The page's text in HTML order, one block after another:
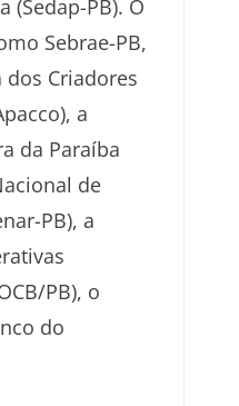
(Sedap-PB). O
Sebrae-PB,
dos Criadores
a
da Paraíba
de
PB), a
PB), o
do